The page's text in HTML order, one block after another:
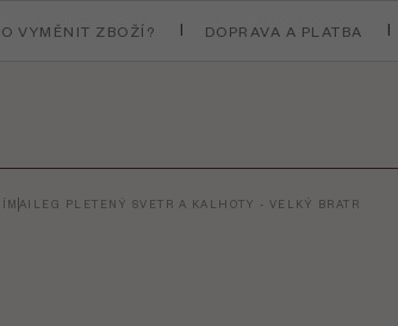
VYMĚNIT ZBOŽÍ? DOPRAVA A PLATBA
MAILEG PLETENÝ SVETR A KALHOTY - VELKÝ BRATR